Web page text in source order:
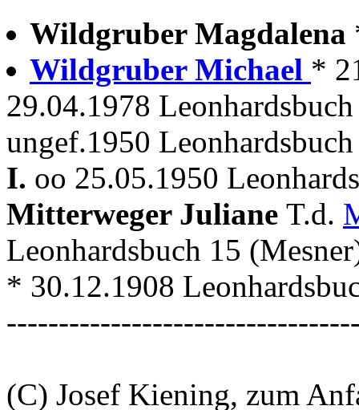
Wildgruber Magdalena
Wildgruber Michael *
29.04.1978 Leonhardsbuch
ungef.1950
I. oo 25.05.1950
Mitterweger Juliane T.d.
Leonhardsbuch 15
* 30.12.1908
(C) Josef Kiening, zum